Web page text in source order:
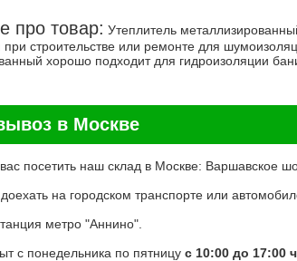
про товар: Утеплитель
строительстве или ремонте для
хорошо подходит для гидроизоляции
в Москве
посетить наш склад в Москве: Варшавское
на городском транспорте или
метро "Аннино".
c понедельника по пятницу с 10:00 до 17:00